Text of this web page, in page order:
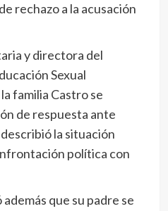
rechazo a la acusación
y directora del
Sexual
familia Castro se
de respuesta ante
la situación
política con
que su padre se